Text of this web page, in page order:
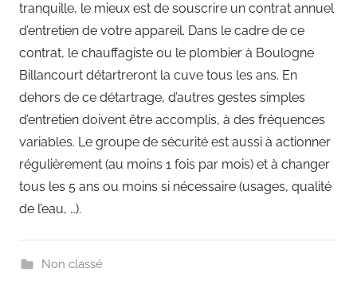
tranquille, le mieux est de souscrire un contrat annuel
d’entretien de votre appareil. Dans le cadre de ce
contrat, le chauffagiste ou le plombier à Boulogne
Billancourt détartreront la cuve tous les ans. En
dehors de ce détartrage, d’autres gestes simples
d’entretien doivent être accomplis, à des fréquences
variables. Le groupe de sécurité est aussi à actionner
régulièrement (au moins 1 fois par mois) et à changer
tous les 5 ans ou moins si nécessaire (usages, qualité
de l’eau, …).
Non classé